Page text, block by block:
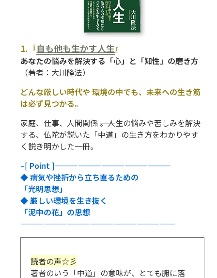
1.『自も他も生かす人生』
――あなたの悩みを解決する「心」と「知性」の磨き方
（著者：大川隆法）
どんな厳しい時代や 環境の中でも、未来への生き筋
は必ず見つかる。
家庭、仕事、人間関係 ――。人生の悩みや苦しみを解決
する、仏陀が説いた「中道」の生き方をわかりやす
く説き明かした一冊。
–[ Point ]———————————————
◆ 病気や挫折から立ち直るための
「光明思想」
◆ 厳しい環境を生き抜く
「泥中の花」の思想
————————————————————
読者の声☆彡
著者のいう「中道」の意味が、とても腑に落